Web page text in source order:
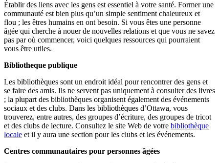
Établir des liens avec les gens est essentiel à votre santé. Former une
communauté est bien plus qu’un simple sentiment chaleureux et
flou ; les êtres humains en ont besoin. Si vous êtes une personne
âgée qui cherche à nouer de nouvelles relations et que vous ne savez
pas par où commencer, voici quelques ressources qui pourraient
vous être utiles.
Bibliotheque publique
Les bibliothèques sont un endroit idéal pour rencontrer des gens et
se faire des amis. Ils ne servent pas uniquement à consulter des livres
; la plupart des bibliothèques organisent également des événements
sociaux et des clubs. Dans les bibliothèques d’Ottawa, vous
trouverez, entre autres, des groupes d’écriture, des groupes de tricot
et des clubs de lecture. Consultez le site Web de votre bibliothèque
locale et il y aura une section pour les clubs et les événements.
Centres communautaires pour personnes âgées